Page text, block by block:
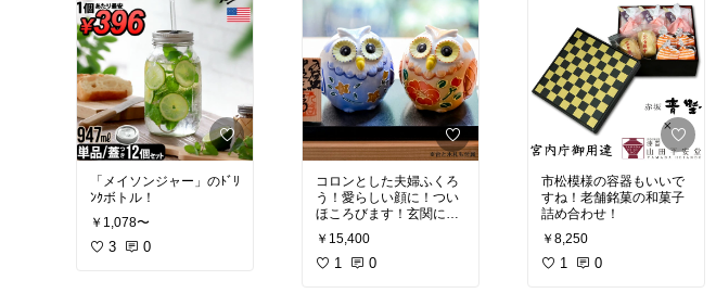
「メイソンジャー」のﾄﾞﾘ
ﾝｸボトル！
￥1,078〜
3 0
コロンとした夫婦ふくろ
う！愛らしい顔に！つい
ほころびます！玄関に飾
りたい！
￥15,400
1 0
市松模様の容器もいいで
すね！老舗銘菓の和菓子
詰め合わせ！
￥8,250
1 0